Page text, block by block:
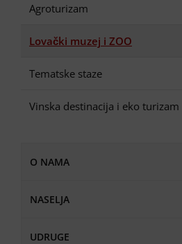
Agroturizam
Lovački muzej i ZOO
Tematske staze
Vinska destinacija i eko turizam
O NAMA
NASELJA
UDRUGE